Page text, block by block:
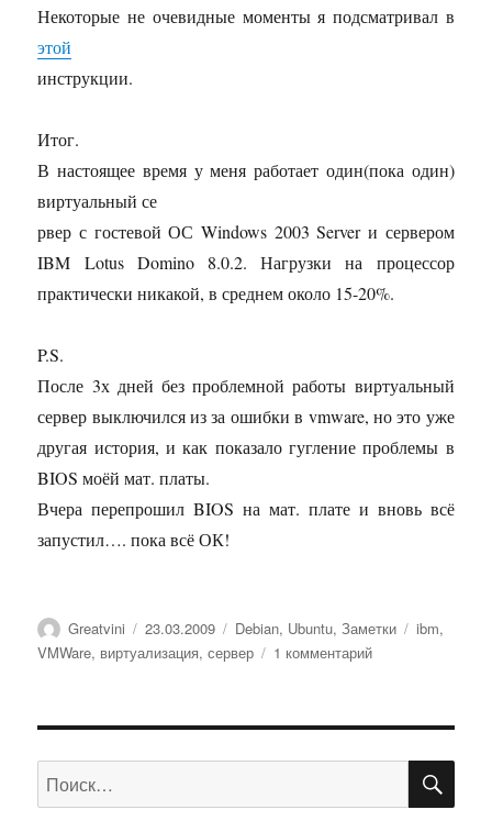
Некоторые не очевидные моменты я подсматривал в
этой
инструкции.
Итог.
В настоящее время у меня работает один(пока один)
виртуальный се
рвер с гостевой ОС Windows 2003 Server и сервером
IBM Lotus Domino 8.0.2. Нагрузки на процессор
практически никакой, в среднем около 15-20%.
P.S.
После 3х дней без проблемной работы виртуальный
сервер выключился из за ошибки в vmware, но это уже
другая история, и как показало гугление проблемы в
BIOS моёй мат. платы.
Вчера перепрошил BIOS на мат. плате и вновь всё
запустил…. пока всё ОК!
Автор
Greatvini Опубликовано
23.03.2009 Рубрики
Debian, Ubuntu,Заметки Метки
ibm,
VMWare, виртуализация,сервер 1 комментарийк
на
железе
Искать: